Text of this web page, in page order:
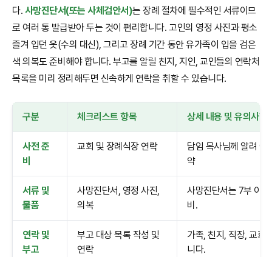
다. 사망진단서(또는 사체검안서)는 장례 절차에 필수적인 서류이므
로 여러 통 발급받아 두는 것이 편리합니다. 고인의 영정 사진과 평소
즐겨 입던 옷(수의 대신), 그리고 장례 기간 동안 유가족이 입을 검은
색 의복도 준비해야 합니다. 부고를 알릴 친지, 지인, 교인들의 연락처
목록을 미리 정리해두면 신속하게 연락을 취할 수 있습니다.
구분 체크리스트 항목 상세 내용 및 유의사항
사전 준
비
교회 및 장례식장 연락
담임 목사님께 알려 예
약
서류 및
물품
사망진단서, 영정 사진,
의복
사망진단서는 7부 이
비.
연락 및
부고
부고 대상 목록 작성 및
연락
가족, 친지, 직장, 교회
니다.